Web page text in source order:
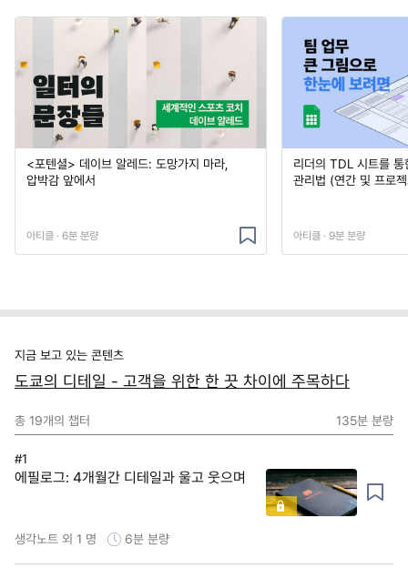
<포텐셜> 데이브 알레드: 도망가지 마라,
압박감 앞에서
아티클 · 6분 분량
리더의 TDL 시트를
관리법 (연간 및 프로
아티클 · 9분 분량
지금 보고 있는 콘텐츠
도쿄의 디테일 - 고객을 위한 한 끗 차이에 주목하다
총 19개의 챕터 135분 분량
#1
에필로그: 4개월간 디테일과 울고 웃으며
생각노트 외 1 명 6분 분량